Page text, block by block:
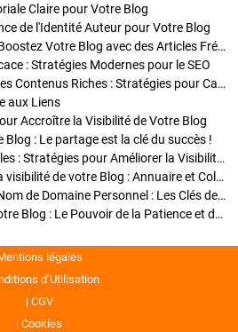
Claire pour Votre Blog
de l'Identité Auteur pour Votre Blog
Stratégies de Publication : Boostez Votre Blog avec des Articles Fréquents et Exclusifs
: Stratégies Modernes pour le SEO
Enrichir Vos Articles avec des Contenus Riches : Stratégies pour Captiver et Optimiser
aux Liens
Accroître la Visibilité de Votre Blog
: Le partage est la clé du succès !
Optimisation SEO des Articles : Stratégies pour Améliorer la Visibilité de Votre Blog
Stratégies pour améliorer la visibilité de votre Blog : Annuaire et Collaborations
Pourquoi Investir dans un Nom de Domaine Personnel : Les Clés de la Réussite de Votre Blog
Comment Faire Émerger Votre Blog : Le Pouvoir de la Patience et de la Persévérance
légales
d’Utilisation
CGV
Cookies